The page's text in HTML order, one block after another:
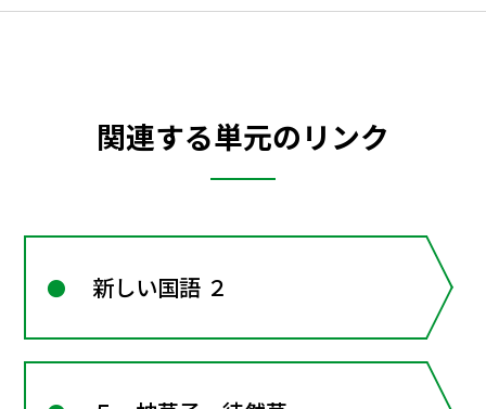
関連する単元のリンク
新しい国語 ２